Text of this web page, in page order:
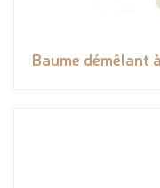
Baume démêlant